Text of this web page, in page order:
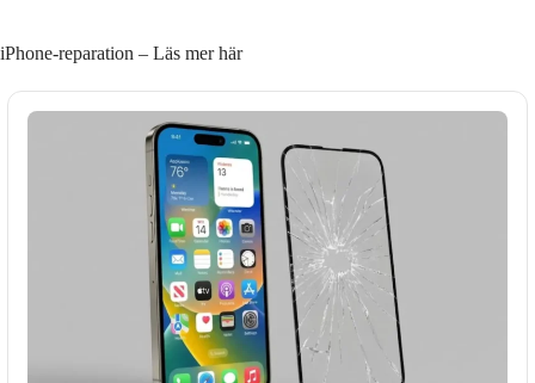
iPhone-reparation – Läs mer här